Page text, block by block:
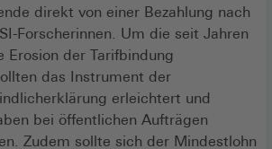
direkt von einer Bezahlung nach
Forscherinnen. Um die seit Jahren
Erosion der Tarifbindung
das Instrument der
erleichtert und
bei öffentlichen Aufträgen
Zudem sollte sich der Mindestlohn